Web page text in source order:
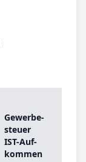
Ge­wer­be­
steu­er
IST-­Auf­
kom­men